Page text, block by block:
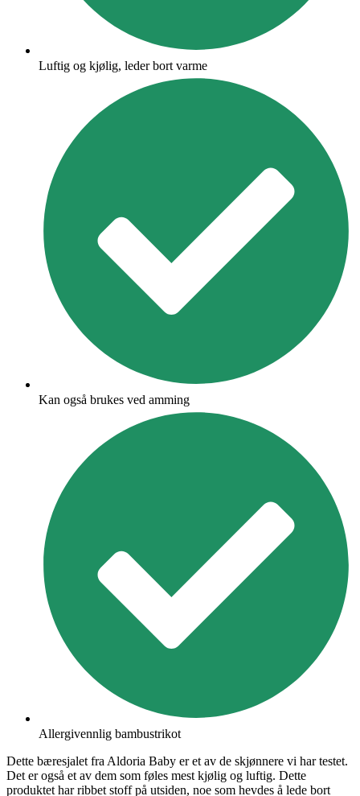
Luftig og kjølig, leder bort varme
Kan også brukes ved amming
Allergivennlig bambustrikot
Dette bæresjalet fra Aldoria Baby er et av de skjønnere vi har testet.
Det er også et av dem som føles mest kjølig og luftig. Dette
produktet har ribbet stoff på utsiden, noe som hevdes å lede bort